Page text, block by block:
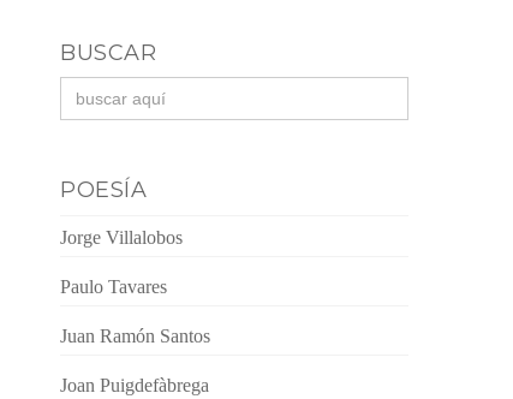
BUSCAR
Buscar:
POESÍA
Jorge Villalobos
Paulo Tavares
Juan Ramón Santos
Joan Puigdefàbrega